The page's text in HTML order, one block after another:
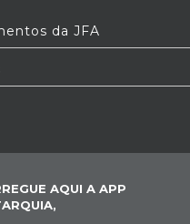
da JFA
AQUI A APP